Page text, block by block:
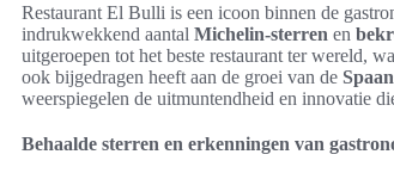
Restaurant El Bulli is een icoon binnen de
indrukwekkend aantal Michelin-sterren en
uitgeroepen tot het beste restaurant ter wereld,
ook bijgedragen heeft aan de groei van de
weerspiegelen de uitmuntendheid en innovatie
Behaalde sterren en erkenningen van